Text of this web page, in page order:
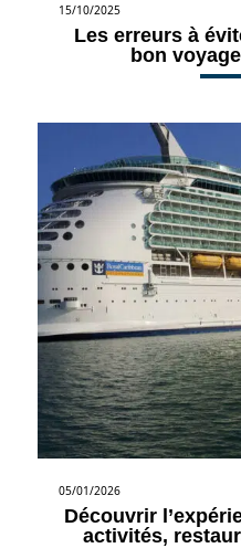
15/10/2025
Les erreurs à
bon
05/01/2026
Découvrir
activités,